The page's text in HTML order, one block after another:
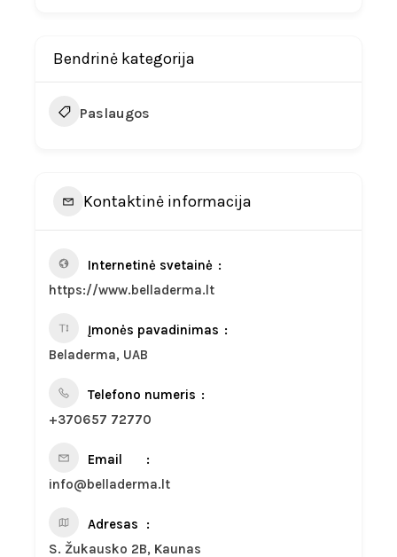
Bendrinė kategorija
Paslaugos
Kontaktinė informacija
Internetinė svetainė
https://www.belladerma.lt
Įmonės pavadinimas
Beladerma, UAB
Telefono numeris
+370657 72770
Email
info@belladerma.lt
Adresas
S. Žukausko 2B, Kaunas